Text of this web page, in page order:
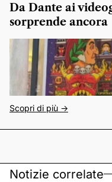
Da Dante ai
sorprende ancora
Scopri di più ->
Notizie correlate